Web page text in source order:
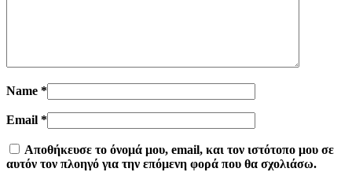
Name *
Email *
Αποθήκευσε το όνομά μου, email, και τον ιστότοπο μου σε
αυτόν τον πλοηγό για την επόμενη φορά που θα σχολιάσω.